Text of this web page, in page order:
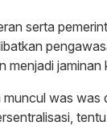
serta
menjadi
muncul was